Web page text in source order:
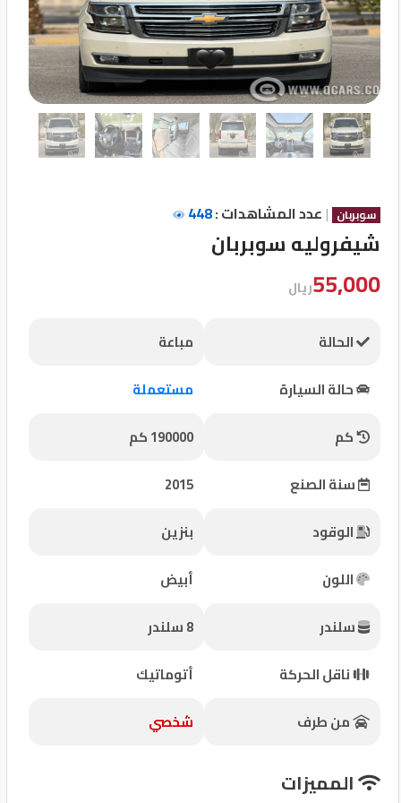
تسجيل
الدخول
English
مستثمري
المعارض
مميزة
إتصل
بنا
المنتدى
كيو
نمبر
كيو
كارز
سوبربان | عدد المشاهدات :448
شيفروليه سوبربان
55,000ريال
الحالة
مباعة
حالة السيارة
مستعملة
كم
190000 كم
سنة الصنع
2015
الوقود
بنزين
اللون
أبيض
سلندر
8 سلندر
ناقل الحركة
أتوماتيك
من طرف
شخصي
المميزات